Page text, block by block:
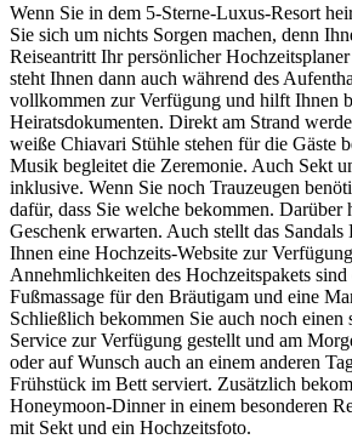
Wenn Sie in dem 5-Sterne-Luxus-Resort
Sie sich um nichts Sorgen machen, denn
Reiseantritt Ihr persönlicher
steht Ihnen dann auch während des
vollkommen zur Verfügung und hilft Ihnen
Heiratsdokumenten. Direkt am Strand
weiße Chiavari Stühle stehen für die Gäste
Musik begleitet die Zeremonie. Auch Sekt
inklusive. Wenn Sie noch Trauzeugen
dafür, dass Sie welche bekommen. Darüber
Geschenk erwarten. Auch stellt das Sandals
Ihnen eine Hochzeits-Website zur
Annehmlichkeiten des Hochzeitspakets
Fußmassage für den Bräutigam und eine
Schließlich bekommen Sie auch noch
Service zur Verfügung gestellt und am
oder auf Wunsch auch an einem anderen
Frühstück im Bett serviert. Zusätzlich
Honeymoon-Dinner in einem besonderen
mit Sekt und ein Hochzeitsfoto.